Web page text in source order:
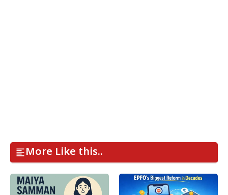
More Like this..